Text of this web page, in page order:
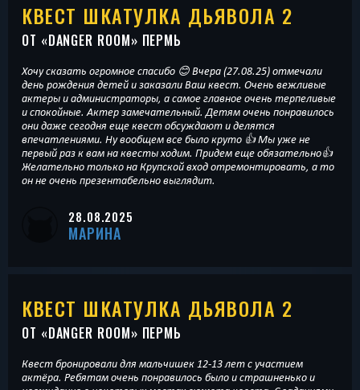
КВЕСТ ШКАТУЛКА ДЬЯВОЛА 2
ОТ «DANGER ROOM» ПЕРМЬ
Хочу сказать огромное спасибо 😊 Вчера (27.08.25) отмечали
день рождения детей и заказали Ваш квест. Очень вежливые
актеры и администраторы, а самое главное очень терпеливые
и спокойные. Актер замечательный. Детям очень понравилось
они даже сегодня еще квест обсуждают и делятся
впечатлениями. Ну вообщем все было круто 👍 Мы уже не
первый раз к вам на квесты ходим. Придем еще обязательно👍
Желательно только на Крупской вход отремонтировать, а то
он не очень презентабельно выглядит.
28.08.2025
МАРИНА
КВЕСТ ШКАТУЛКА ДЬЯВОЛА 2
ОТ «DANGER ROOM» ПЕРМЬ
Квест бронировали для мальчишек 12-13 лет с участием
актёра. Ребятам очень понравилось было и страшненько и